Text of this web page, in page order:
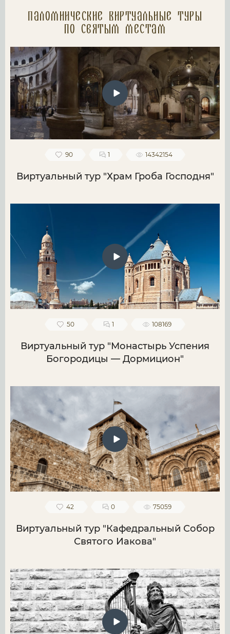
Паломнические Виртуальные туры
по святым местам
90 1 14342154
Виртуальный тур "Храм Гроба Господня"
50 1 108169
Виртуальный тур "Монастырь Успения
Богородицы — Дормицион"
42 0 75059
Виртуальный тур "Кафедральный Собор
Святого Иакова"